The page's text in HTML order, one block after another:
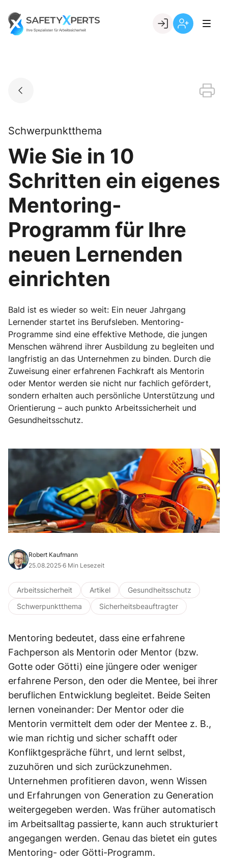
content
Go to landing page.
Schwerpunktthema
Wie Sie in 10
Schritten ein eigenes
Mentoring-
Programm für Ihre
neuen Lernenden
einrichten
Bald ist es wieder so weit: Ein neuer Jahrgang
Lernender startet ins Berufsleben. Mentoring-
Programme sind eine effektive Methode, die jungen
Menschen während ihrer Ausbildung zu begleiten und
langfristig an das Unternehmen zu binden. Durch die
Zuweisung einer erfahrenen Fachkraft als Mentorin
oder Mentor werden sie nicht nur fachlich gefördert,
sondern erhalten auch persönliche Unterstützung und
Orientierung – auch punkto Arbeitssicherheit und
Gesundheitsschutz.
Robert Kaufmann
25.08.2025·6 Min Lesezeit
Arbeitssicherheit Artikel
Gesundheitsschutz
Schwerpunktthema
Sicherheitsbeauftragter
Mentoring bedeutet, dass eine erfahrene
Fachperson als Mentorin oder Mentor (bzw.
Gotte oder Götti) eine jüngere oder weniger
erfahrene Person, den oder die Mentee, bei ihrer
beruflichen Entwicklung begleitet. Beide Seiten
lernen voneinander: Der Mentor oder die
Mentorin vermittelt dem oder der Mentee z. B.,
wie man richtig und sicher schafft oder
Konfliktgespräche führt, und lernt selbst,
zuzuhören und sich zurückzunehmen.
Unternehmen profitieren davon, wenn Wissen
und Erfahrungen von Generation zu Generation
weitergegeben werden. Was früher automatisch
im Arbeitsalltag passierte, kann auch strukturiert
angegangen werden. Genau das bietet ein gutes
Mentoring- oder Götti-Programm.